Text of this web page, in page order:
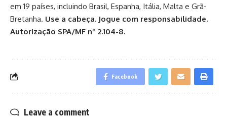
em 19 países, incluindo Brasil, Espanha, Itália, Malta e Grã-
Bretanha. Use a cabeça. Jogue com responsabilidade.
Autorização SPA/MF nº 2.104-8.
Facebook
Leave a comment